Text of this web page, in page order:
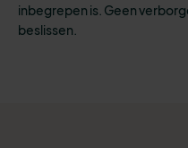
inbegrepen is. Geen
beslissen.